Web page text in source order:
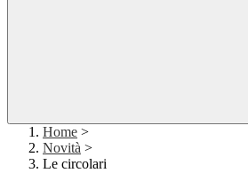
Home >
Novità >
Le circolari